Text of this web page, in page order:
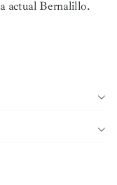
actual Bernalillo.